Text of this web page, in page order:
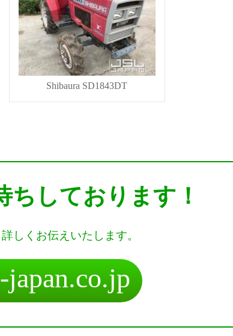
Shibaura SD1843DT
しております！
しくお伝えいたします。
japan.co.jp